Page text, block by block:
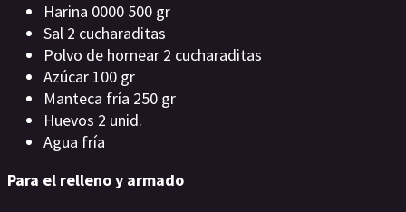
Harina 0000 500 gr
Sal 2 cucharaditas
Polvo de hornear 2 cucharaditas
Azúcar 100 gr
Manteca fría 250 gr
Huevos 2 unid.
Agua fría
Para el relleno y armado